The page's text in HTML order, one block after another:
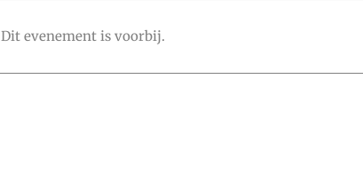
Dit evenement is voorbij.